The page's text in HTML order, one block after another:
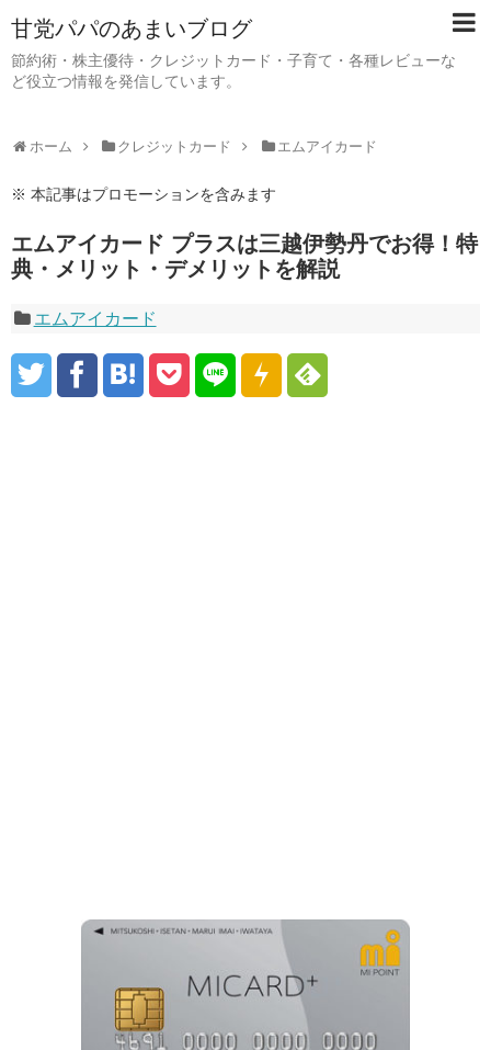
甘党パパのあまいブログ
節約術・株主優待・クレジットカード・子育て・各種レビューな
ど役立つ情報を発信しています。
ホーム クレジットカード エムアイカード
※ 本記事はプロモーションを含みます
エムアイカード プラスは三越伊勢丹でお得！特
典・メリット・デメリットを解説
エムアイカード